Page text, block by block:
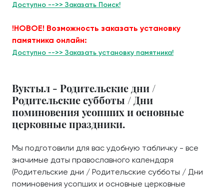
Доступно -->> Заказать Поиск!
!НОВОЕ! Возможность заказать установку
памятника онлайн:
Доступно -->> Заказать установку памятника!
Вуктыл - Родительские дни /
Родительские субботы / Дни
поминовения усопших и основные
церковные праздники.
Мы подготовили для вас удобную табличку - все
значимые даты православного календаря
(Родительские дни / Родительские субботы / Дни
поминовения усопших и основные церковные